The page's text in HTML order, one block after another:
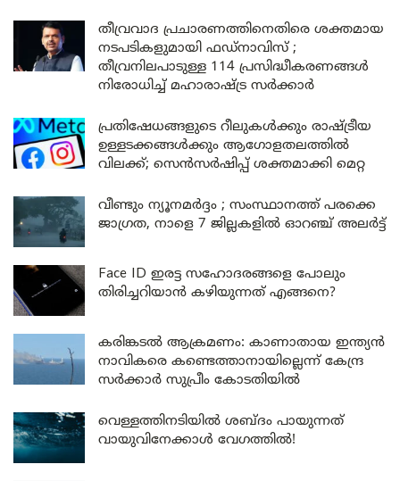
തീവ്രവാദ പ്രചാരണത്തിനെതിരെ ശക്തമായ
നടപടികളുമായി ഫഡ്നാവിസ് ;
തീവ്രനിലപാടുള്ള 114 പ്രസിദ്ധീകരണങ്ങൾ
നിരോധിച്ച് മഹാരാഷ്ട്ര സർക്കാർ
പ്രതിഷേധങ്ങളുടെ റീലുകൾക്കും രാഷ്ട്രീയ
ഉള്ളടക്കങ്ങൾക്കും ആഗോളതലത്തിൽ
വിലക്ക്; സെൻസർഷിപ്പ് ശക്തമാക്കി മെറ്റ
വീണ്ടും ന്യൂനമർദ്ദം ; സംസ്ഥാനത്ത് പരക്കെ
ജാഗ്രത, നാളെ 7 ജില്ലകളിൽ ഓറഞ്ച് അലർട്ട്
Face ID ഇരട്ട സഹോദരങ്ങളെ പോലും
തിരിച്ചറിയാൻ കഴിയുന്നത് എങ്ങനെ?
കരിങ്കടൽ ആക്രമണം: കാണാതായ ഇന്ത്യൻ
നാവികരെ കണ്ടെത്താനായില്ലെന്ന് കേന്ദ്ര
സർക്കാർ സുപ്രീം കോടതിയിൽ
വെള്ളത്തിനടിയിൽ ശബ്ദം പായുന്നത്
വായുവിനേക്കാൾ വേഗത്തിൽ!